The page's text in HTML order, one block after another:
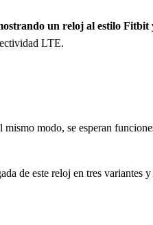
un reloj al estilo Fitbit
LTE.
mismo modo, se esperan
de este reloj en tres variantes